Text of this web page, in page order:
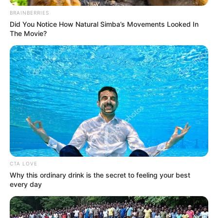
ΣΚΑΝΔΑΛΟ. ΑΛΛΩΣΤΕ ΓΙΑ ΤΑ ΜΑΤΙΑ ΤΟΥ ΚΟΣΜΟΥ
ΓΙΝΕΤΑΙ ΚΑΙ Η ΕΞΕΤΑΣΤΙΚΗ. ΕΑΝ ΔΕΝ ΕΙΧΕ ΚΑΠΟΙΕΣ
ΣΚΟΤΕΙΝΕΣ ΓΩΝΙΕΣ ΟΛΗ ΑΥΤΗ Η ΙΣΤΟΡΙΑ, ΔΕΝ ΘΑ
BRAINBERRIES
Did You Notice How Natural Simba’s Movements Looked In
The Movie?
CTA LOVE
Why this ordinary drink is the secret to feeling your best
every day